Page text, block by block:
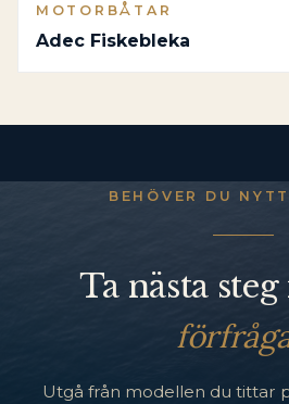
MOTORBÅTAR
Adec Fiskebleka
BEHÖVER DU
Ta nästa
Utgå från modellen du tittar